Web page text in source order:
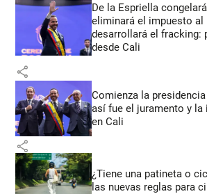
De la Espriella
eliminará el impuesto
desarrollará el fracking:
desde Cali
share
Comienza la
así fue el juramento y
en Cali
share
¿Tiene una patineta o
las nuevas reglas para